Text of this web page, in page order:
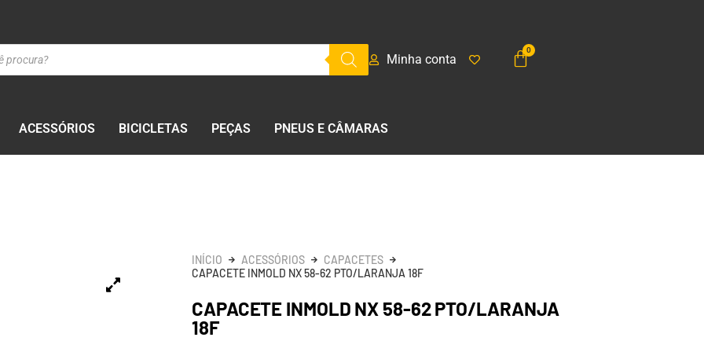
Minha conta
ACESSÓRIOS BICICLETAS PEÇAS PNEUS E CÂMARAS
INÍCIO ACESSÓRIOS
CAPACETES
CAPACETE INMOLD NX 58-62 PTO/LARANJA 18F
CAPACETE INMOLD NX 58-62 PTO/LARANJA
18F